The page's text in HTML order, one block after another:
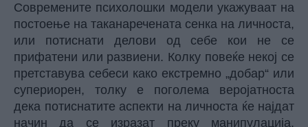
Современите психолошки модели укажуваат на
постоење на таканаречената сенка на личноста,
или потиснати делови од себе кои не се
прифатени или развиени. Колку повеќе некој се
претставува себеси како екстремно „добар“ или
супериорен, толку е поголема веројатноста
дека потиснатите аспекти на личноста ќе најдат
начин да се изразат преку манипулација,